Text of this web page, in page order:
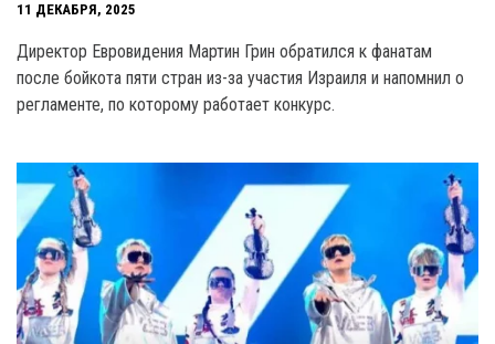
11 ДЕКАБРЯ, 2025
Директор Евровидения Мартин Грин обратился к фанатам
после бойкота пяти стран из-за участия Израиля и напомнил о
регламенте, по которому работает конкурс.